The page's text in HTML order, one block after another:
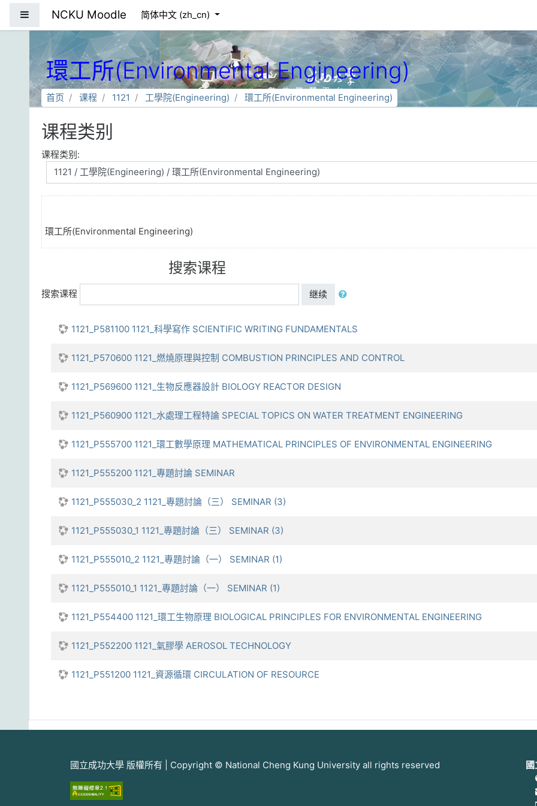
停靠面板NCKU Moodle 简体中文 ‎(zh_cn)‎
環工所(Environmental Engineering)
首页 课程 1121 工學院(Engineering) 環工所(Environmental Engineering)
课程类别
课程类别:
環工所(Environmental Engineering)
搜索课程
搜索课程 继续
1121_P581100 1121_科學寫作 SCIENTIFIC WRITING FUNDAMENTALS
1121_P570600 1121_燃燒原理與控制 COMBUSTION PRINCIPLES AND CONTROL
1121_P569600 1121_生物反應器設計 BIOLOGY REACTOR DESIGN
1121_P560900 1121_水處理工程特論 SPECIAL TOPICS ON WATER TREATMENT ENGINEERING
1121_P555700 1121_環工數學原理 MATHEMATICAL PRINCIPLES OF ENVIRONMENTAL ENGINEERING
1121_P555200 1121_專題討論 SEMINAR
1121_P555030_2 1121_專題討論（三） SEMINAR (3)
1121_P555030_1 1121_專題討論（三） SEMINAR (3)
1121_P555010_2 1121_專題討論（一） SEMINAR (1)
1121_P555010_1 1121_專題討論（一） SEMINAR (1)
1121_P554400 1121_環工生物原理 BIOLOGICAL PRINCIPLES FOR ENVIRONMENTAL ENGINEERING
1121_P552200 1121_氣膠學 AEROSOL TECHNOLOGY
1121_P551200 1121_資源循環 CIRCULATION OF RESOURCE
國立成功大學 版權所有 | Copyright © National Cheng Kung University all rights reserved